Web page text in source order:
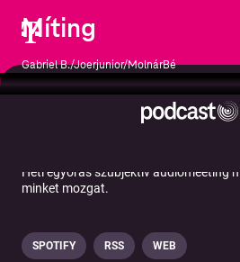
Míting
Gabriel B./Joerjunior/MolnárBé
Heti egyórás szubjektív audiomeeting
minket mozgat.
SPOTIFY RSS WEB